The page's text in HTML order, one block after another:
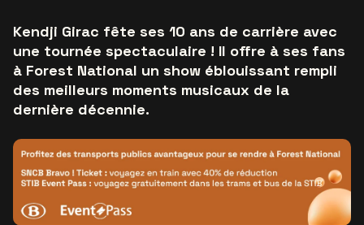
Kendji Girac fête ses 10 ans de carrière avec
une tournée spectaculaire ! Il offre à ses fans
à Forest National un show éblouissant rempli
des meilleurs moments musicaux de la
dernière décennie.